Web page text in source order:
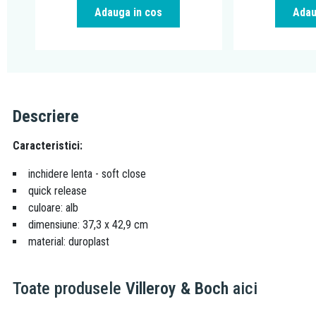
Adauga in cos
Descriere
Caracteristici:
inchidere lenta - soft close
quick release
culoare: alb
dimensiune: 37,3 x 42,9 cm
material: duroplast
Toate produsele Villeroy & Boch aici